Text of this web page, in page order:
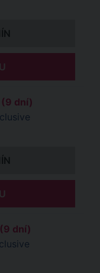
(9 dní)
dní)